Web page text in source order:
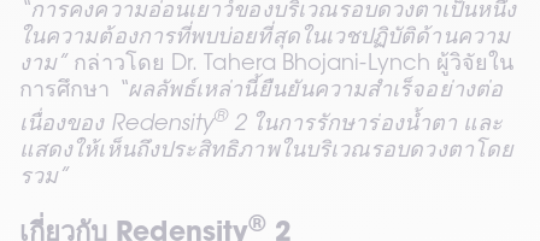
“การคงความอ่อนเยาว์ของบริเวณรอบดวงตาเป็นหนึ่ง
ในความต้องการที่พบบ่อยที่สุดในเวชปฏิบัติด้านความ
งาม”
กล่าวโดย Dr. Tahera Bhojani-Lynch ผู้วิจัยใน
การศึกษา
“ผลลัพธ์เหล่านี้ยืนยันความสำเร็จอย่างต่อ
เนื่องของ Redensity® 2 ในการรักษาร่องน้ำตา และ
แสดงให้เห็นถึงประสิทธิภาพในบริเวณรอบดวงตาโดย
รวม”
®